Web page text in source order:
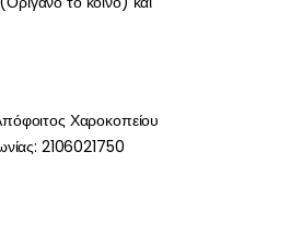
Χαροκοπείου
2106021750